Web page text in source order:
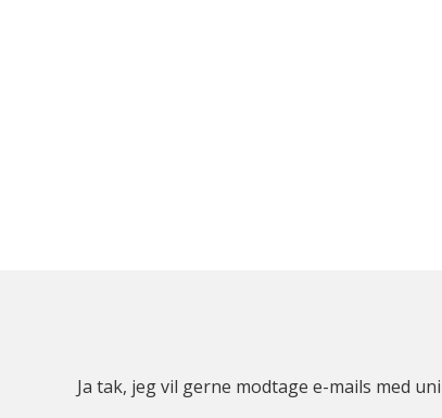
Ja tak, jeg vil gerne modtage e-mails med